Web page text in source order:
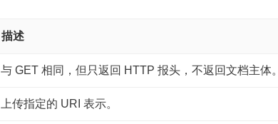
描述
与 GET 相同，但只返回 HTTP 报头，不返回文档主体。
上传指定的 URI 表示。